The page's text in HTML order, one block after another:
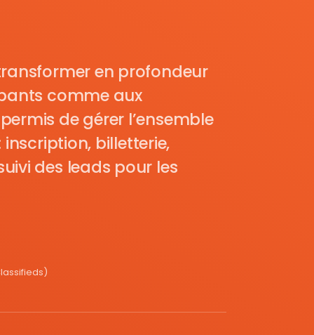
en profondeur
comme aux
de gérer l’ensemble
billetterie,
des leads pour les